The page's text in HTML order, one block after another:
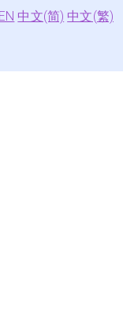
EN 中文(简) 中文(繁)